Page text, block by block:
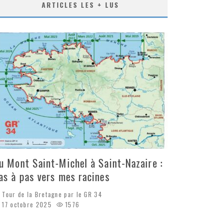
ARTICLES LES + LUS
Mont Saint-Michel à Saint-Nazaire :
à pas vers mes racines
Tour de la Bretagne par le GR 34
17 octobre 2025
1576